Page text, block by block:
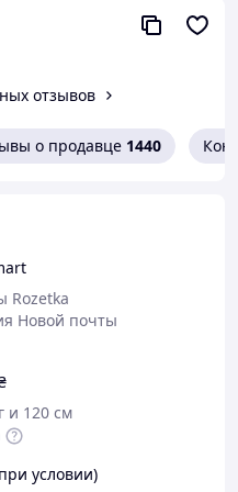
модными и
доставит
человека.
носки и
одежда, нижнее белье,
Валентина, юбилеи,
отзывов
о продавце 1440
Rozetka
Новой почты
и 120 см
условии)